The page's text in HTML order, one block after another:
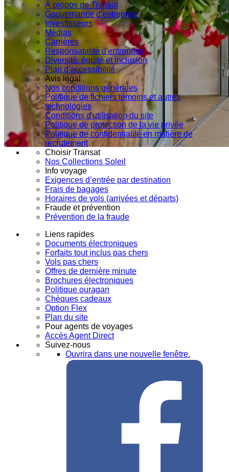
À propos de Transat
Gouvernance d'entreprise
Investisseurs
Médias
Carrières
Responsabilité d'entreprise
Diversité, équité et inclusion
Plan d'accessibilité
Avis légal
Nos conditions générales
Politique de fichiers témoins et autres
technologies
Conditions d'utilisation du site
Politique de protection de la vie privée
Politique de confidentialité en matière de
recrutement
Choisir Transat
Nos Collections Soleil
Info voyage
Exigences d’entrée par destination
Frais de bagages
Horaires de vols (arrivées et départs)
Fraude et prévention
Prévention de la fraude
Liens rapides
Documents électroniques
Forfaits tout inclus pas chers
Vols pas chers
Offres de dernière minute
Brochures électroniques
Politique ouragan
Chèques cadeaux
Option Flex
Plan du site
Pour agents de voyages
Accès Agent Direct
Suivez-nous
Ouvrira dans une nouvelle fenêtre.